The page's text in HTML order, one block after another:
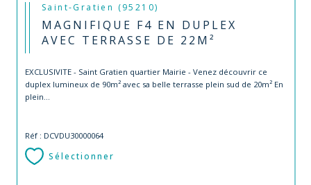
Saint-Gratien (95210)
MAGNIFIQUE F4 EN DUPLEX
AVEC TERRASSE DE 22M²
EXCLUSIVITE - Saint Gratien quartier Mairie - Venez découvrir ce
duplex lumineux de 90m² avec sa belle terrasse plein sud de 20m² En
plein...
Réf : DCVDU30000064
Sélectionner